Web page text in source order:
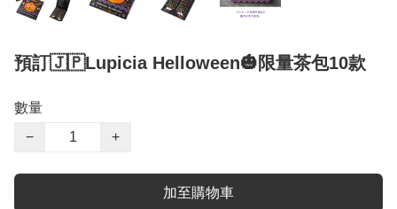
預訂🇯🇵Lupicia Helloween🎃限量茶包10款
數量
−
+
加至購物車